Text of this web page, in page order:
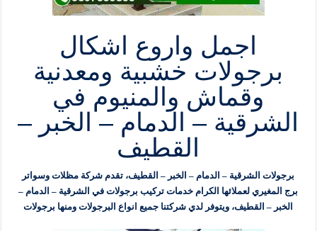
اجمل واروع اشكال
برجولات خشبية ومعدنية
وقماش والمنيوم في
الشرقية – الدمام – الخبر –
القطيف
برجولات الشرقية – الدمام – الخبر – القطيف، تقدم شركة مظلات وسواتر
برج المغيري لعملائها الكرام خدمات تركيب برجولات في الشرقية – الدمام –
الخبر – القطيف، ويتوفر لدي شركتنا جميع انواع البرجولات ومنها برجولات